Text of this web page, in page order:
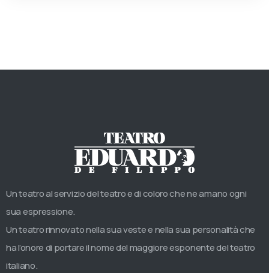
Un teatro al servizio del teatro e di coloro che ne amano ogni
sua espressione.
Un teatro rinnovato nella sua veste e nella sua personalità che
ha l’onore di portare il nome del maggiore esponente del teatro
italiano.